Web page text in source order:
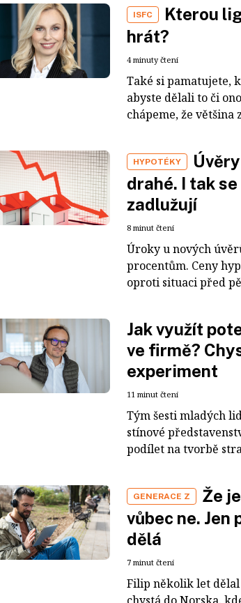
ISFC
Kterou
hrát?
4 minuty čtení
Také si pamatujete,
abyste dělali to či
chápeme, že většina
HYPOTÉKY
drahé. I tak
zadlužují
8 minut čtení
Úroky u nových
procentům. Ceny
oproti situaci před
Jak využít
ve firmě?
experiment
11 minut čtení
Tým šesti mladých
stínové
podílet na tvorbě
GENERACE Z
Že
vůbec ne. Jen
dělá
7 minut čtení
Filip několik let dělal